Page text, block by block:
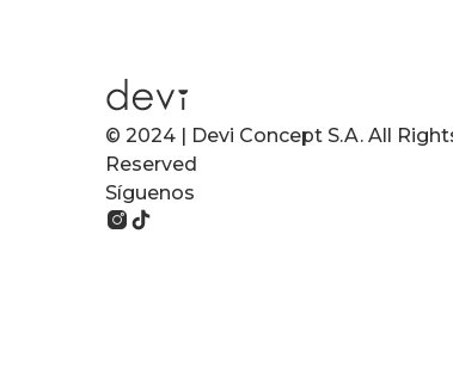
© 2024 | Devi Concept S.A. All
Reserved
Síguenos